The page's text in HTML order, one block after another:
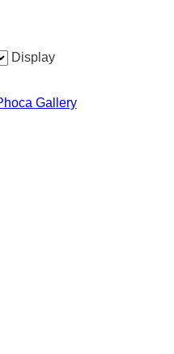
Display
Gallery